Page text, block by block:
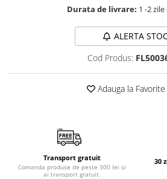
Durata de livrare: 1 -2
ALERTA
Cod Produs:
Adauga la Favorite
Transport gratuit
Comanda produse de peste 300 lei si
ai transport gratuit.
30